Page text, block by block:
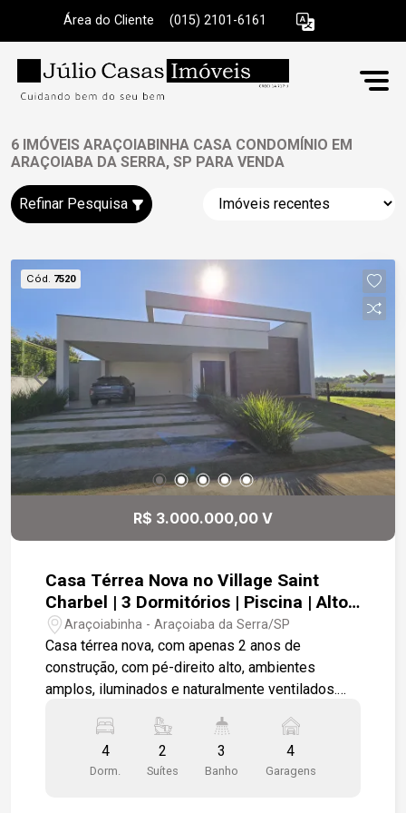
Área do Cliente (015) 2101-6161
6 IMÓVEIS ARAÇOIABINHA CASA CONDOMÍNIO EM
ARAÇOIABA DA SERRA, SP PARA VENDA
Refinar Pesquisa
Cód. 7520
R$ 3.000.000,00 V
Casa Térrea Nova no Village Saint
Charbel | 3 Dormitórios | Piscina | Alto
Padrão
Araçoiabinha - Araçoiaba da Serra/SP
Casa térrea nova, com apenas 2 anos de
construção, com pé-direito alto, ambientes
amplos, iluminados e naturalmente ventilados.
criando um espaço perfeito para receber e
celebrar momentos. Área íntima, contando com 3
dormitórios, sendo 1 suíte e os outros dois
4
Dorm.
2
Suítes
3
Banho
4
Garagens